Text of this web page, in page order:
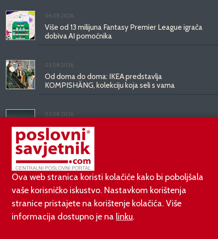
06.08.2026.
Više od 13 milijuna Fantasy Premier League igrača
dobiva AI pomoćnika
03.08.2026.
Od doma do doma: IKEA predstavlja
KOMPISHÄNG, kolekciju koja seli s vama
03.08.2026.
Kineski BYD predstavio luksuznu limuzinu veću od
Mercedesove S-klase, obećava domet do 1.000
kilometara
Ova web stranica koristi kolačiće kako bi poboljšala
vaše korisničko iskustvo. Nastavkom korištenja
stranice pristajete na korištenje kolačića. Više
informacija dostupno je na linku.